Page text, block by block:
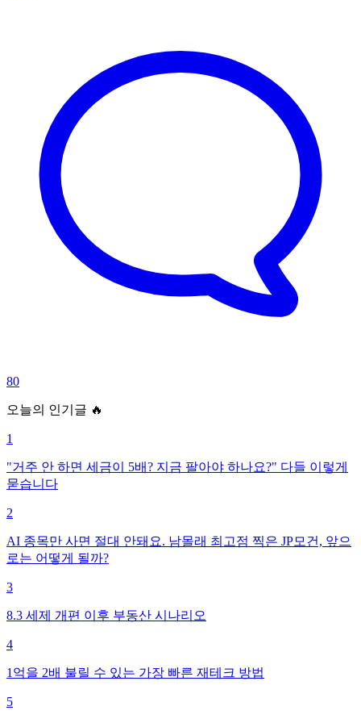
80
오늘의 인기글 🔥
1
"거주 안 하면 세금이 5배? 지금 팔아야 하나요?" 다들 이렇게
묻습니다
2
AI 종목만 사면 절대 안돼요. 남몰래 최고점 찍은 JP모건, 앞으
로는 어떻게 될까?
3
8.3 세제 개편 이후 부동산 시나리오
4
1억을 2배 불릴 수 있는 가장 빠른 재테크 방법
5